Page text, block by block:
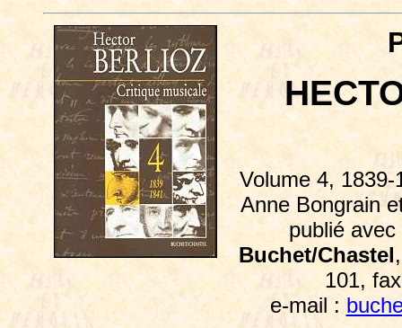
Volume 4,
Anne Bongrain
publié
Buchet/Chastel
101,
e-mail :